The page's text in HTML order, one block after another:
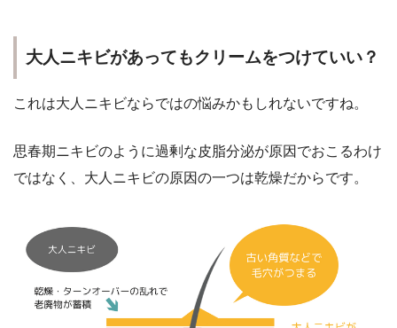
大人ニキビがあってもクリームをつけていい？
これは大人ニキビならではの悩みかもしれないですね。
思春期ニキビのように過剰な皮脂分泌が原因でおこるわけ
ではなく、 大人ニキビの原因の一つは乾燥だからです。